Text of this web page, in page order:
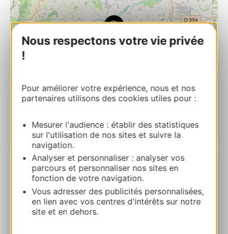
Nous respectons votre vie privée
!
Pour améliorer votre expérience, nous et nos
partenaires utilisons des cookies utiles pour :
Mesurer l'audience : établir des statistiques
sur l'utilisation de nos sites et suivre la
navigation.
Analyser et personnaliser : analyser vos
parcours et personnaliser nos sites en
fonction de votre navigation.
Vous adresser des publicités personnalisées,
en lien avec vos centres d'intérêts sur notre
site et en dehors.
Aire de loisirs intercommunale
12350 COMPOLIBAT
Ruta y acceso